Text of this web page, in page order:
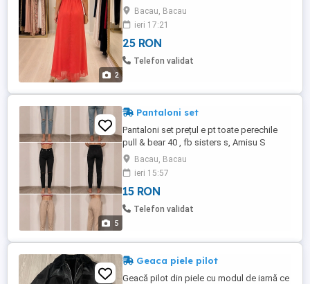
2
petreceri, cununii, botezuri sau
evenimente de vară. Are un design
deosebit, cu prindere după gât și material
vaporos care cade foarte frumos pe corp.
Bacau, Bacau
ieri 17:21
25 RON
Telefon validat
5
Pantaloni set
Pantaloni set prețul e pt toate perechile
pull & bear 40 , fb sisters s, Amisu S
Bacau, Bacau
ieri 15:57
15 RON
Telefon validat
Geaca piele pilot
Geacă pilot din piele cu modul de iarnă ce